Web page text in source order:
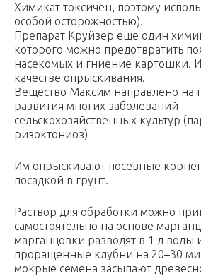
Химикат токсичен, поэтому
особой осторожностью).
Препарат Круйзер еще один
которого можно предотвратить
насекомых и гниение картошки.
качестве опрыскивания.
Вещество Максим направлено на
развития многих заболеваний
сельскохозяйственных культур
ризоктониоз)
Им опрыскивают посевные
посадкой в грунт.
Раствор для обработки можно
самостоятельно на основе
марганцовки разводят в 1 л воды
проращенные клубни на 20–30
мокрые семена засыпают